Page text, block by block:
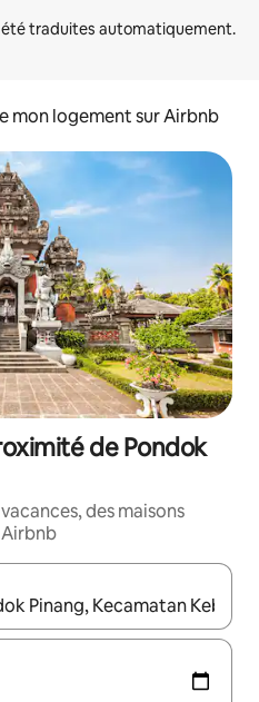
mon logement sur Airbnb
de Pondok
des maisons
utilisez les flèches vers le